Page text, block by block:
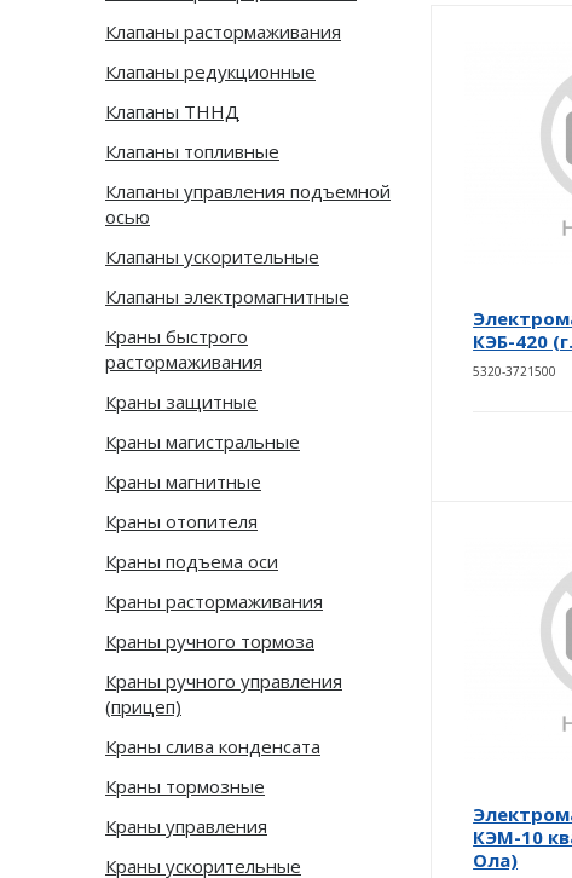
КЭБ-420
5320-3721500
КЭМ-10
Ола)
Клапаны растормаживания
Клапаны редукционные
Клапаны ТННД
Клапаны топливные
Клапаны управления подъемной
осью
Клапаны ускорительные
Клапаны электромагнитные
Краны быстрого
растормаживания
Краны защитные
Краны магистральные
Краны магнитные
Краны отопителя
Краны подъема оси
Краны растормаживания
Краны ручного тормоза
Краны ручного управления
(прицеп)
Краны слива конденсата
Краны тормозные
Краны управления
Краны ускорительные